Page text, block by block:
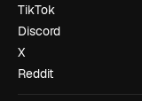
TikTok
Discord
X
Reddit